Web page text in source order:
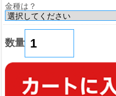
金種は？
数量